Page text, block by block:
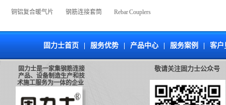
铜铝复合暖气片 钢筋连接套筒 Rebar Couplers
固力士首页 服务优势 产品中心 服务案例 客户
固力士是一家集钢筋连接
产品、设备制造生产和技
术施工服务为一体的企业
敬请关注固力士公众号